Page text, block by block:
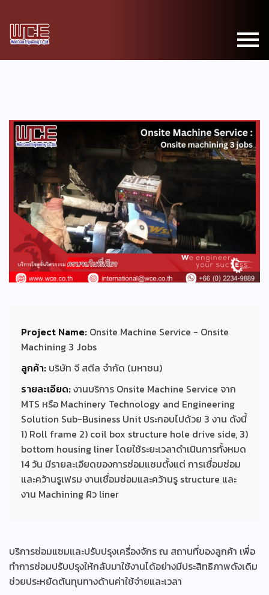
Project Name: Onsite Machine Service - Onsite
Machining 3 Jobs
ลูกค้า: บริษัท จี สตีล จำกัด (มหาชน)
รายละเอียด:งานบริการ Onsite Machine Service จาก
MTS หรือ Machinery Technology and Engineering
Solution Sub-Business Unit ประกอบไปด้วย 3 งาน ดังนี้
1) Roll frame 2) coil box structure hole drive side, 3)
bottom housing liner โดยใช้ระยะเวลาดำเนินการทั้งหมด
14 วัน มีรายละเอียดของการซ่อมแซมตั้งแต่ การเชื่อมซ่อม
และคว้านรูเฟรม งานเชื่อมซ่อมและคว้านรู structure และ
งาน Machining ผิว liner
บริการซ่อมแซมและปรับปรุงเครื่องจักร ณ สถานที่ของลูกค้า เพื่อ
ทำการซ่อมปรับปรุงให้กลับมาใช้งานได้อย่างมีประสิทธิภาพดังเดิม
ช่วยประหยัดต้นทุนทางด้านค่าใช้จ่ายและเวลา